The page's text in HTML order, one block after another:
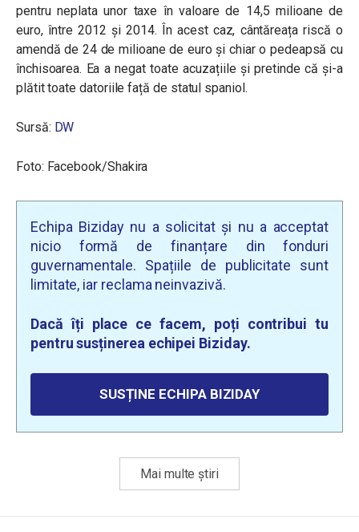
pentru neplata unor taxe în valoare de 14,5 milioane de
euro, între 2012 și 2014. În acest caz, cântăreața riscă o
amendă de 24 de milioane de euro și chiar o pedeapsă cu
închisoarea. Ea a negat toate acuzațiile și pretinde că și-a
plătit toate datoriile față de statul spaniol.
Sursă: DW
Foto: Facebook/Shakira
Echipa Biziday nu a solicitat și nu a acceptat
nicio formă de finanțare din fonduri
guvernamentale. Spațiile de publicitate sunt
limitate, iar reclama neinvazivă.
Dacă îți place ce facem, poți contribui tu
pentru susținerea echipei Biziday.
SUSȚINE ECHIPA BIZIDAY
Mai multe știri